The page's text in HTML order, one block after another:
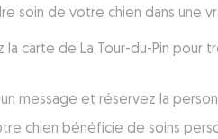
soin de votre chien dans une
la carte de La Tour-du-Pin
un message et réservez la
chien bénéficie de soins